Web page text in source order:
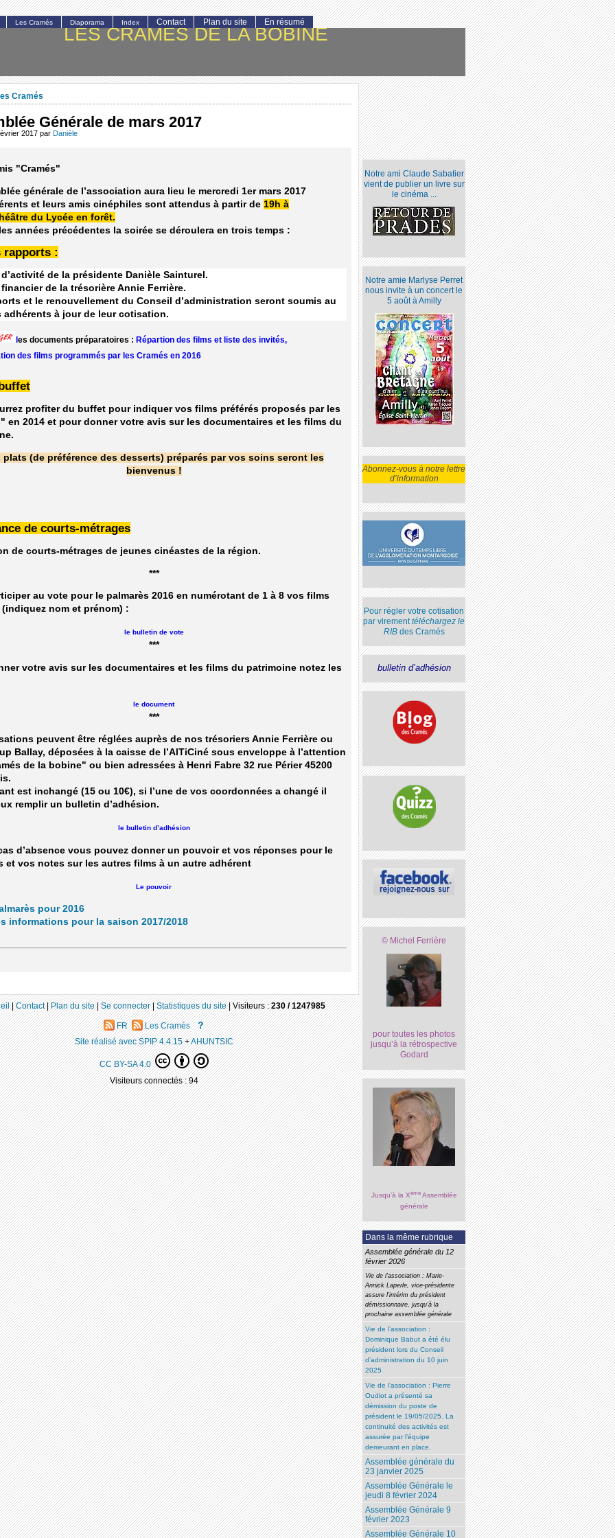
LES CRAMÉS DE LA BOBINE
Cramés
Générale de mars 2017
2017 par Danièle
"Cramés"
générale de l’association aura lieu le mercredi 1er mars 2017
et leurs amis cinéphiles sont attendus à partir de 19h à
du Lycée en forêt.
années précédentes la soirée se déroulera en trois temps :
rapports :
de la présidente Danièle Sainturel.
de la trésorière Annie Ferrière.
et le renouvellement du Conseil d’administration seront soumis au
adhérents à jour de leur cotisation.
les documents préparatoires : Répartion des films et liste des invités,
des films programmés par les Cramés en 2016
profiter du buffet pour indiquer vos films préférés proposés par les
en 2014 et pour donner votre avis sur les documentaires et les films du
plats (de préférence des desserts) préparés par vos soins seront les
bienvenus !
de courts-métrages
de courts-métrages de jeunes cinéastes de la région.
***
au vote pour le palmarès 2016 en numérotant de 1 à 8 vos films
nom et prénom) :
le bulletin de vote
***
votre avis sur les documentaires et les films du patrimoine notez les
le document
***
peuvent être réglées auprès de nos trésoriers Annie Ferrière ou
Ballay, déposées à la caisse de l’AlTiCiné sous enveloppe à l’attention
de la bobine" ou bien adressées à Henri Fabre 32 rue Périer 45200
est inchangé (15 ou 10€), si l’une de vos coordonnées a changé il
remplir un bulletin d’adhésion.
le bulletin d’adhésion
d’absence vous pouvez donner un pouvoir et vos réponses pour le
et vos notes sur les autres films à un autre adhérent
Le pouvoir
pour 2016
informations pour la saison 2017/2018
Notre ami Claude Sabatier
vient de publier un livre sur
le cinéma ...
Notre amie Marlyse Perret
nous invite à un concert le
5 août à Amilly
Abonnez-vous à notre lettre
d’information
Pour régler votre cotisation
par virementtéléchargez le
RIBdes Cramés
bulletin d’adhésion
© Michel Ferrière
pour toutes les photos
jusqu’à la rétrospective
Godard
Jusqu’à la XèmeAssemblée
générale
Dans la même rubrique
Assemblée générale du 12
février 2026
Vie de l’association : Marie-
Annick Laperle, vice-présidente
assure l’intérim du président
démissionnaire, jusqu’à la
prochaine assemblée générale
Vie de l’association :
Dominique Babut a été élu
président lors du Conseil
d’administration du 10 juin
2025
Vie de l’association : Pierre
Oudiot a présenté sa
démission du poste de
président le 19/05/2025. La
continuité des activités est
assurée par l’équipe
demeurant en place.
Assemblée générale du
23 janvier 2025
Assemblée Générale le
jeudi 8 février 2024
Assemblée Générale 9
février 2023
Assemblée Générale 10
Les Cramés Diaporama Index Contact Plan du site En résumé
|Contact|Plan du site|Se connecter|Statistiques du site|Visiteurs :230 / 1247985
FR Les Cramés ?
Site réalisé avec SPIP 4.4.15+AHUNTSIC
CC BY-SA 4.0
Visiteurs connectés :94